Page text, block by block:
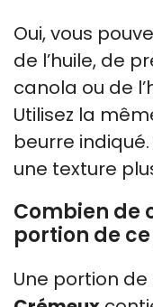
Oui, vous
de l’huile, de
canola ou de
Utilisez la
beurre
une texture
Combien de
portion de
Une portion de